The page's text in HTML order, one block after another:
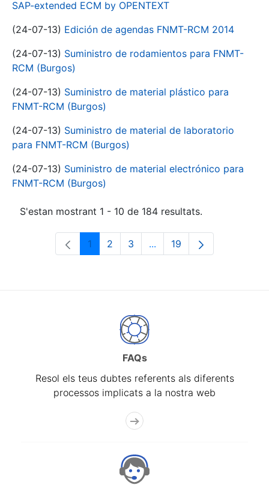
SAP-extended ECM by OPENTEXT
(24-07-13) Edición de agendas FNMT-RCM 2014
(24-07-13) Suministro de rodamientos para FNMT-
RCM (Burgos)
(24-07-13) Suministro de material plástico para
FNMT-RCM (Burgos)
(24-07-13) Suministro de material de laboratorio
para FNMT-RCM (Burgos)
(24-07-13) Suministro de material electrónico para
FNMT-RCM (Burgos)
S'estan mostrant 1 - 10 de 184 resultats.
Pàgina
1 Pàgina
2 Pàgina
3 ...Pàgines intermèdies
Pàgina
19
FAQs
Resol els teus dubtes referents als diferents
processos implicats a la nostra web